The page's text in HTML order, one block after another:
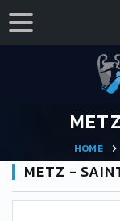
HOME
METZ -